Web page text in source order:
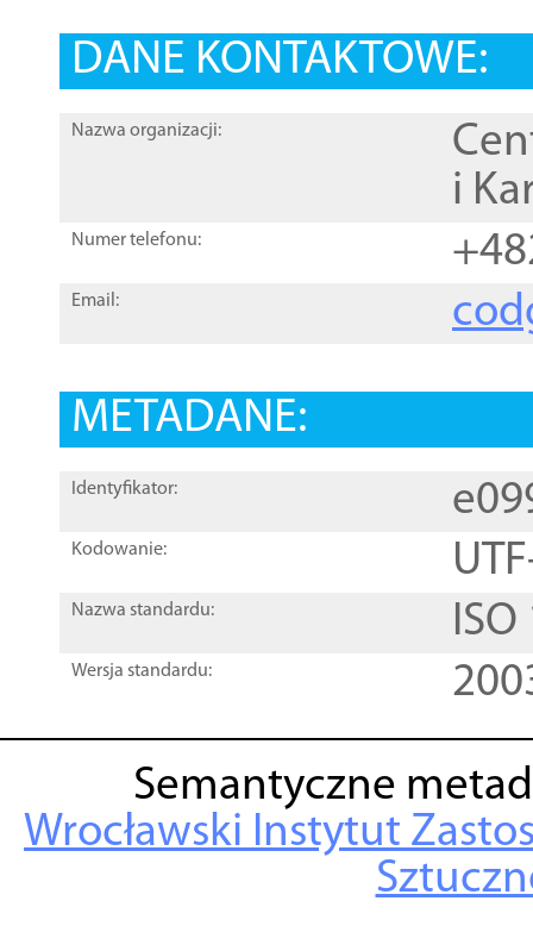
DANE KONTAKTOWE:
Nazwa organizacji:
i
Numer telefonu:
Email:
METADANE:
Identyfikator:
Kodowanie:
Nazwa standardu:
Wersja standardu:
Semantyczne
Wrocławski Instytut